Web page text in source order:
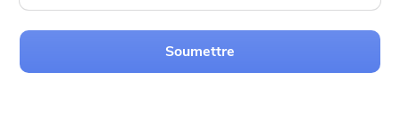
Soumettre